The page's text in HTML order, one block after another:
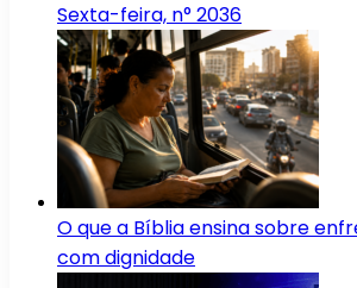
Sexta-feira, n° 2036
O que a Bíblia ensina sobre
com dignidade